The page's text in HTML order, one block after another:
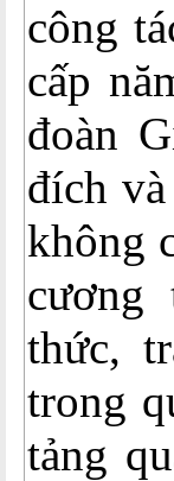
công
cấp
đoàn
đích
không
cương
thức,
trong
tảng